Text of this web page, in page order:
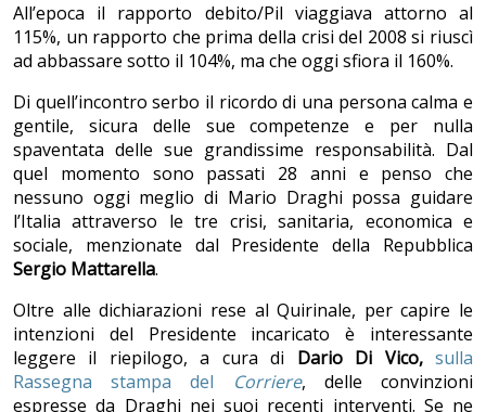
All’epoca il rapporto debito/Pil viaggiava attorno al
115%, un rapporto che prima della crisi del 2008 si riuscì
ad abbassare sotto il 104%, ma che oggi sfiora il 160%.
Di quell’incontro serbo il ricordo di una persona calma e
gentile, sicura delle sue competenze e per nulla
spaventata delle sue grandissime responsabilità. Dal
quel momento sono passati 28 anni e penso che
nessuno oggi meglio di Mario Draghi possa guidare
l’Italia attraverso le tre crisi, sanitaria, economica e
sociale, menzionate dal Presidente della Repubblica
Sergio Mattarella.
Oltre alle dichiarazioni rese al Quirinale, per capire le
intenzioni del Presidente incaricato è interessante
leggere il riepilogo, a cura di Dario Di Vico,sulla
Rassegna stampa del
Corriere, delle convinzioni
espresse da Draghi nei suoi recenti interventi. Se ne